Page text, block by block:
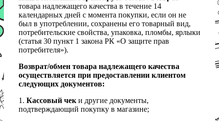
товара надлежащего качества в течение 14
календарных дней с момента покупки, если он не
был в употреблении, сохранены его товарный вид,
потребительские свойства, упаковка, пломбы, ярлыки
(статья 30 пункт 1 закона РК «О защите прав
потребителя»).
Возврат/обмен товара надлежащего качества
осуществляется при предоставлении клиентом
следующих документов:
1. Кассовый чек и другие документы,
подтверждающий покупку в магазине;